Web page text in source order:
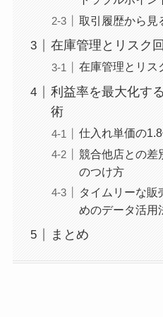
取引履歴から見
在庫管理とリスク
在庫管理とリス
利益率を最大化す
術
仕入れ単価の
競合他店との差
のつけ方
タイムリーな販
めのデータ活用
まとめ